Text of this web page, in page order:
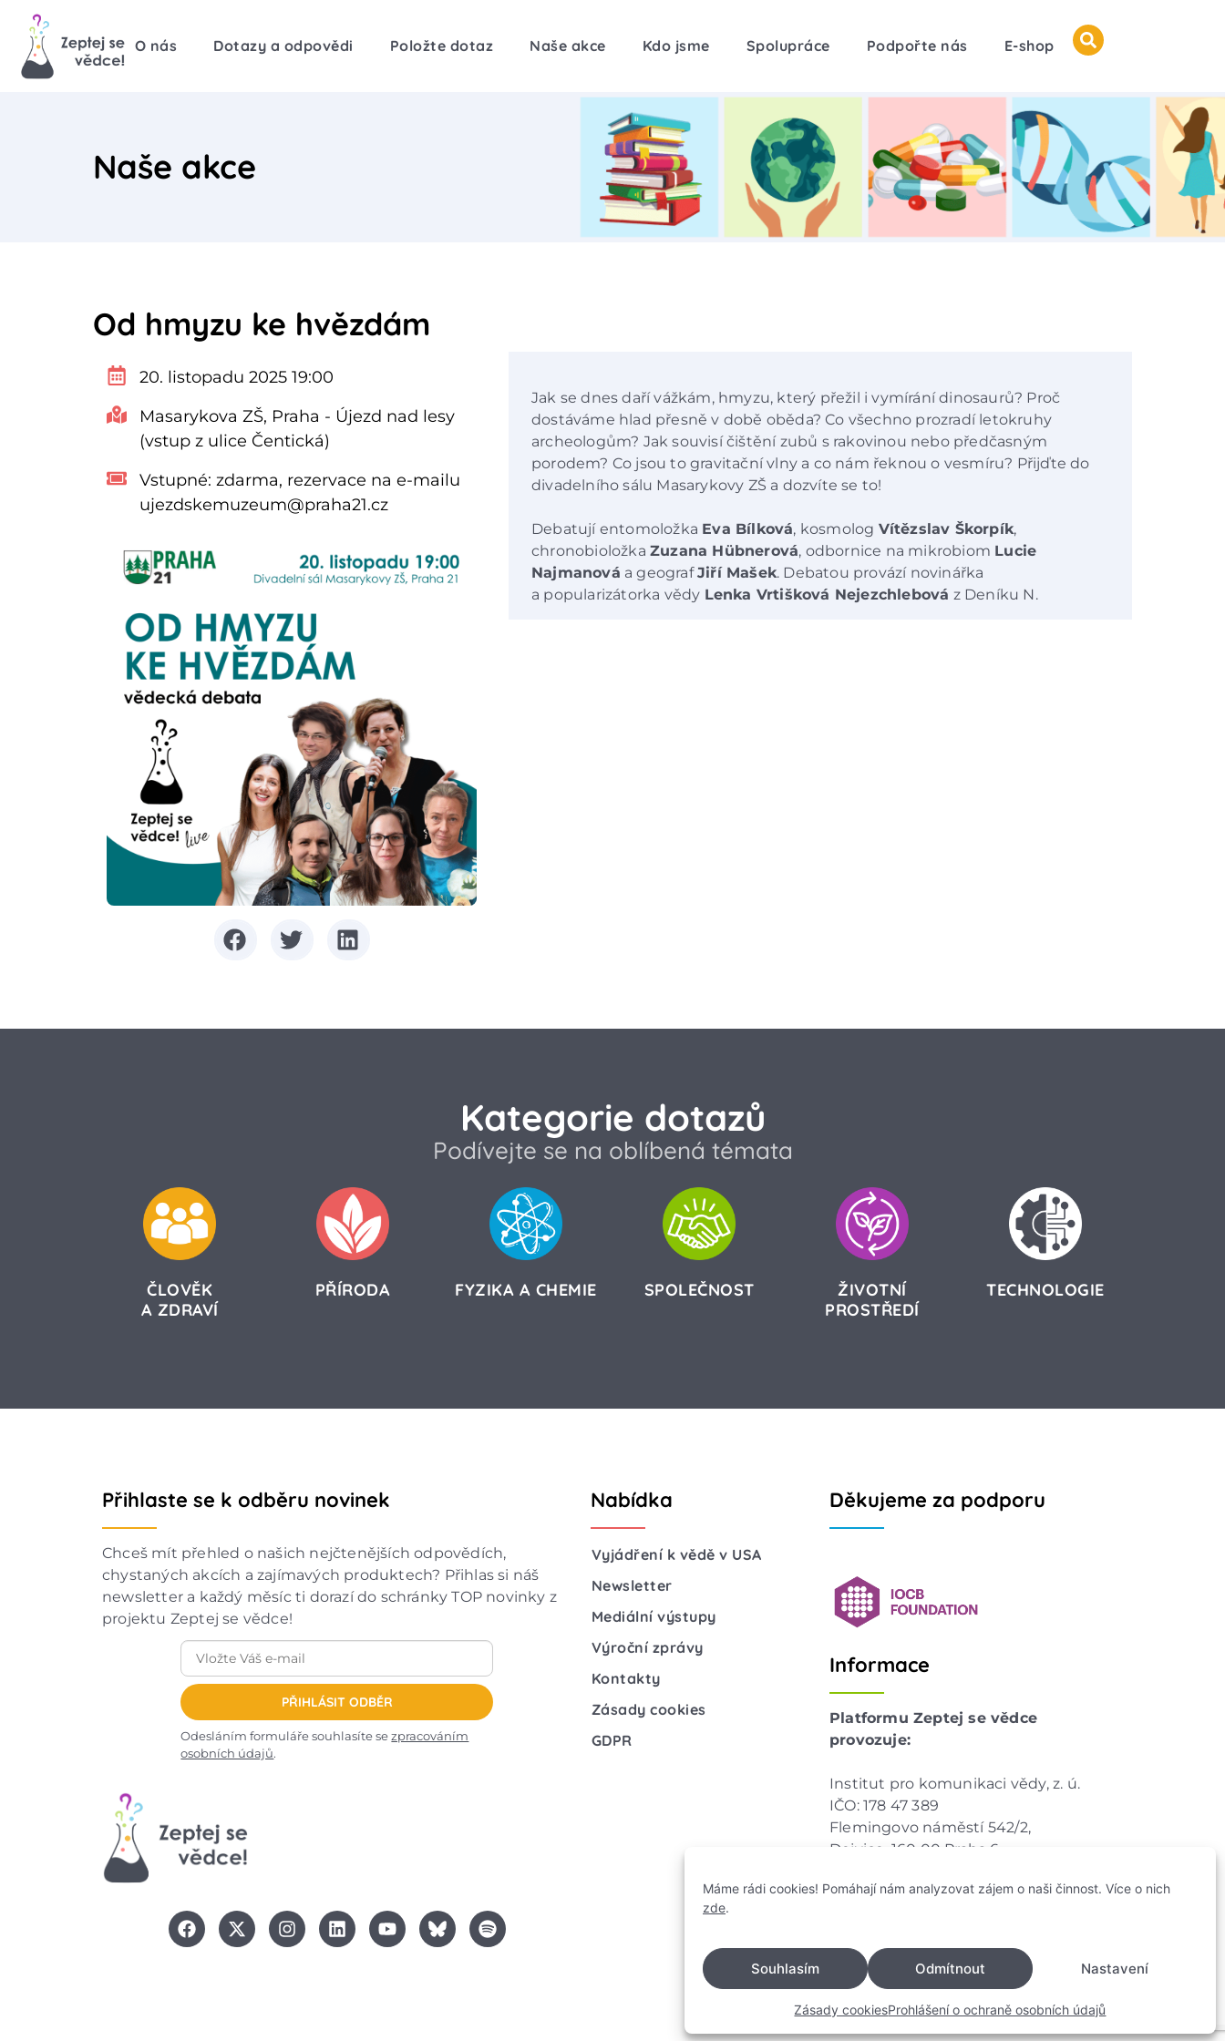
Máme rádi cookies! Pomáhají nám analyzovat zájem o naši činnost. Více o nich
zde.
Souhlasím Odmítnout Nastavení
Zásady cookiesProhlášení o ochraně osobních údajů
O nás Dotazy a odpovědi Položte dotaz Naše akce Kdo jsme Spolupráce Podpořte nás E-shop
Naše akce
Od hmyzu ke hvězdám
20. listopadu 2025 19:00
Masarykova ZŠ, Praha - Újezd nad lesy
(vstup z ulice Čentická)
Vstupné: zdarma, rezervace na e-mailu
ujezdskemuzeum@praha21.cz
Jak se dnes daří vážkám, hmyzu, který přežil i vymírání dinosaurů? Proč
dostáváme hlad přesně v době oběda? Co všechno prozradí letokruhy
archeologům? Jak souvisí čištění zubů s rakovinou nebo předčasným
porodem? Co jsou to gravitační vlny a co nám řeknou o vesmíru? Přijďte do
divadelního sálu Masarykovy ZŠ a dozvíte se to!
Debatují entomoložka Eva Bílková, kosmolog Vítězslav Škorpík,
chronobioložka Zuzana Hübnerová, odbornice na mikrobiom Lucie
Najmanová a geografJiří Mašek. Debatou provází novinářka
a popularizátorka vědy Lenka Vrtišková Nejezchlebová z Deníku N.
Kategorie dotazů
Podívejte se na oblíbená témata
ČLOVĚK
A ZDRAVÍ
PŘÍRODA FYZIKA A CHEMIE SPOLEČNOST
ŽIVOTNÍ
PROSTŘEDÍ
TECHNOLOGIE
Přihlaste se k odběru novinek
Chceš mít přehled o našich nejčtenějších odpovědích,
chystaných akcích a zajímavých produktech? Přihlas si náš
newsletter a každý měsíc ti dorazí do schránky TOP novinky z
projektu Zeptej se vědce!
PŘIHLÁSIT ODBĚR
Odesláním formuláře souhlasíte sezpracováním
osobních údajů.
Nabídka
Vyjádření k vědě v USA
Newsletter
Mediální výstupy
Výroční zprávy
Kontakty
Zásady cookies
GDPR
Děkujeme za podporu
Informace
Platformu Zeptej se vědce
provozuje:
Institut pro komunikaci vědy, z. ú.
IČO: 178 47 389
Flemingovo náměstí 542/2,
Dejvice, 160 00 Praha 6
info@zeptejsevedce.cz